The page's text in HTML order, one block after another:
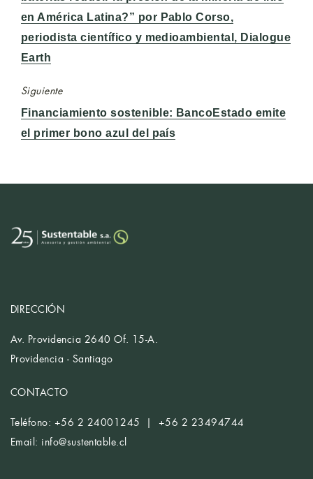
en América Latina?” por Pablo Corso,
periodista científico y medioambiental, Dialogue
Earth
Siguiente
Entrada
siguiente:
Financiamiento sostenible: BancoEstado emite
el primer bono azul del país
DIRECCIÓN
Av. Providencia 2640 Of. 15-A.
Providencia - Santiago
CONTACTO
Teléfono: +56 2 24001245 | +56 2 23494744
Email: info@sustentable.cl